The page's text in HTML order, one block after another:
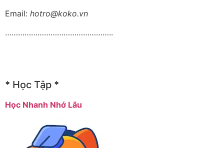
Email: hotro@koko.vn
…………………………………………..
* Học Tập *
Học Nhanh Nhớ Lâu